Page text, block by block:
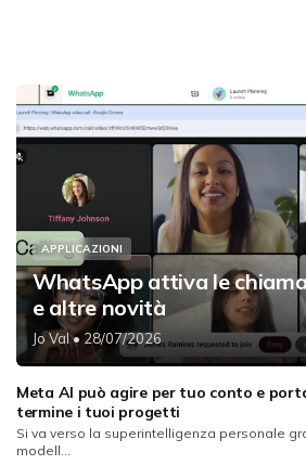
APPLICAZIONI
WhatsApp attiva le
e altre novità
Jo Val• 28/07/2026
Meta AI può agire per tuo conto e
termine i tuoi progetti
Si va verso la superintelligenza personale
modell...